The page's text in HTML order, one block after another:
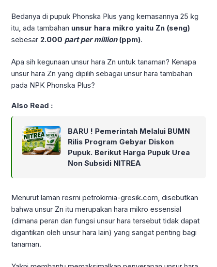
Bedanya di pupuk Phonska Plus yang kemasannya 25 kg
itu, ada tambahan unsur hara mikro yaitu Zn (seng)
sebesar 2.000 part per million(ppm).
Apa sih kegunaan unsur hara Zn untuk tanaman? Kenapa
unsur hara Zn yang dipilih sebagai unsur hara tambahan
pada NPK Phonska Plus?
Also Read :
BARU ! Pemerintah Melalui BUMN
Rilis Program Gebyar Diskon
Pupuk. Berikut Harga Pupuk Urea
Non Subsidi NITREA
Menurut laman resmi petrokimia-gresik.com, disebutkan
bahwa unsur Zn itu merupakan hara mikro essensial
(dimana peran dan fungsi unsur hara tersebut tidak dapat
digantikan oleh unsur hara lain) yang sangat penting bagi
tanaman.